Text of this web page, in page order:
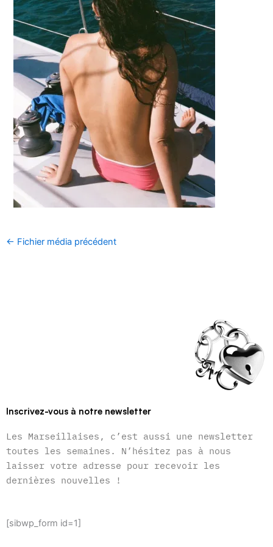
← Fichier média précédent
Inscrivez-vous à notre newsletter
Les Marseillaises, c’est aussi une newsletter
toutes les semaines. N’hésitez pas à nous
laisser votre adresse pour recevoir les
dernières nouvelles !
[sibwp_form id=1]